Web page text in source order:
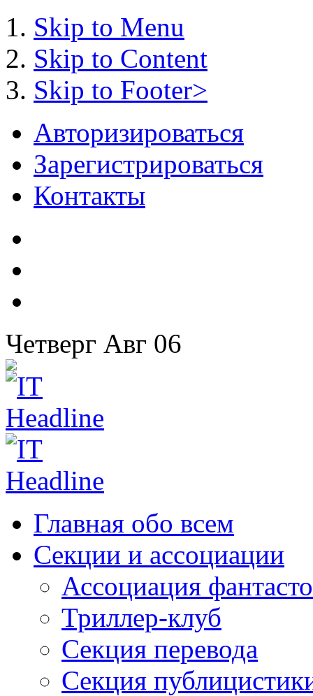
Skip to Menu
Skip to Content
Skip to Footer>
Авторизироваться
Зарегистрироваться
Контакты
Четверг Авг 06
Главная обо всем
Секции и ассоциации
Ассоциация
Триллер-клуб
Секция перевода
Секция